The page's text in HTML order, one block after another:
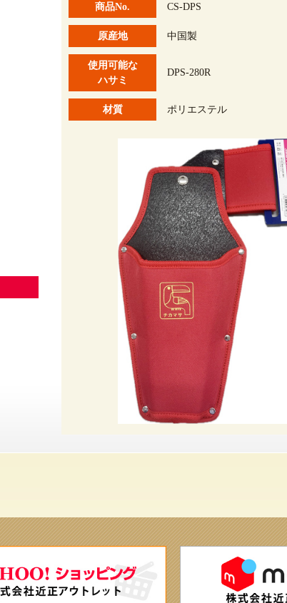
商品No. CS-DPS
原産地 中国製
使用可能な
ハサミ
DPS-280R
材質 ポリエステル